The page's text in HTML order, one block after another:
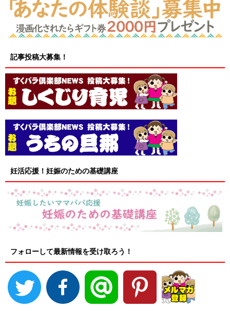
記事投稿大募集！
妊活応援！妊娠のための基礎講座
フォローして最新情報を受け取ろう！